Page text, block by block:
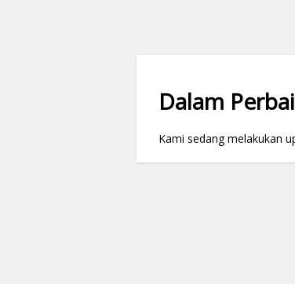
Dalam
Kami sedang melakukan